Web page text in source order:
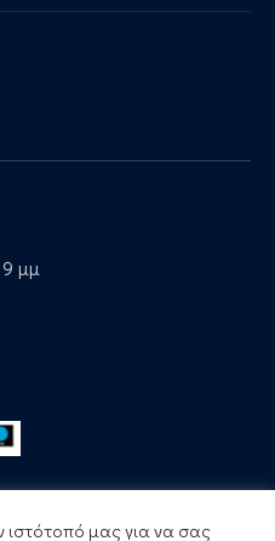
μμ
ιστότοπό μας για να σας